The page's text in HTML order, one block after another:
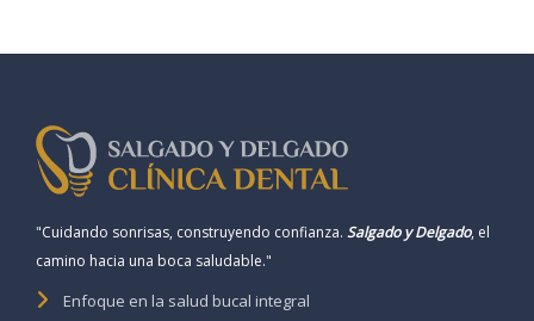
"Cuidando sonrisas, construyendo confianza. Salgado y Delgado, el
camino hacia una boca saludable."
Enfoque en la salud bucal integral